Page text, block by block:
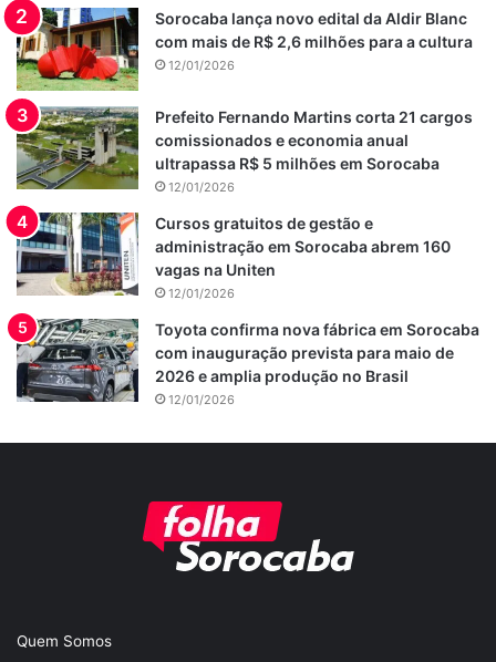
Sorocaba lança novo edital da Aldir Blanc
com mais de R$ 2,6 milhões para a cultura
12/01/2026
Prefeito Fernando Martins corta 21 cargos
comissionados e economia anual
ultrapassa R$ 5 milhões em Sorocaba
12/01/2026
Cursos gratuitos de gestão e
administração em Sorocaba abrem 160
vagas na Uniten
12/01/2026
Toyota confirma nova fábrica em Sorocaba
com inauguração prevista para maio de
2026 e amplia produção no Brasil
12/01/2026
Quem Somos